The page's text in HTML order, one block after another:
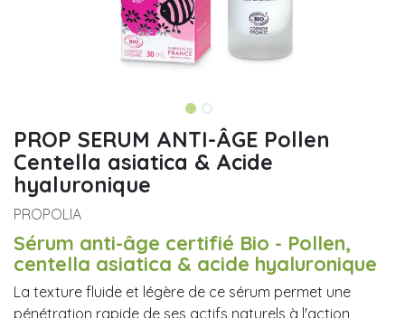
PROP SERUM ANTI-ÂGE Pollen
Centella asiatica & Acide
hyaluronique
PROPOLIA
Sérum anti-âge certifié Bio - Pollen,
centella asiatica & acide hyaluronique
La texture fluide et légère de ce sérum permet une
pénétration rapide de ses actifs naturels à l'action